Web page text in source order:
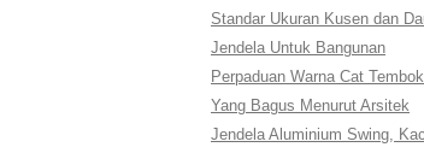
Standar Ukuran Kusen dan
Jendela Untuk Bangunan
Perpaduan Warna Cat
Yang Bagus Menurut Arsitek
Jendela Aluminium Swing,